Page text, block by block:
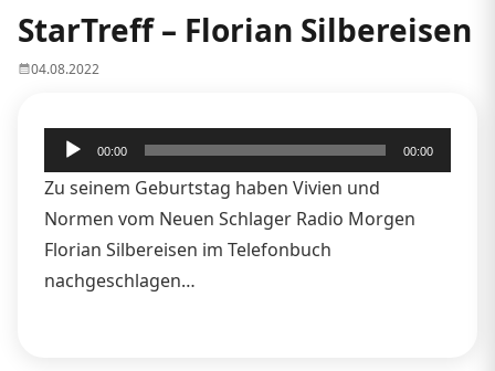
StarTreff – Florian Silbereisen
04.08.2022
Audio-
Player
00:00 00:00
Zu seinem Geburtstag haben Vivien und
Normen vom Neuen Schlager Radio Morgen
Florian Silbereisen im Telefonbuch
nachgeschlagen…